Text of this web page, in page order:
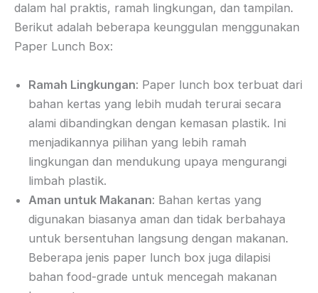
dalam hal praktis, ramah lingkungan, dan tampilan.
Berikut adalah beberapa keunggulan menggunakan
Paper Lunch Box:
Ramah Lingkungan: Paper lunch box terbuat dari
bahan kertas yang lebih mudah terurai secara
alami dibandingkan dengan kemasan plastik. Ini
menjadikannya pilihan yang lebih ramah
lingkungan dan mendukung upaya mengurangi
limbah plastik.
Aman untuk Makanan: Bahan kertas yang
digunakan biasanya aman dan tidak berbahaya
untuk bersentuhan langsung dengan makanan.
Beberapa jenis paper lunch box juga dilapisi
bahan food-grade untuk mencegah makanan